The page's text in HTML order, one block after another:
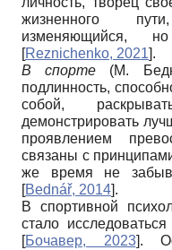
жизненного
изменяющийся,
[Reznichenko, 2021].
В спорте (М.
подлинность,
собой,
демонстрировать
проявлением
связаны с
же время не
[Bednář, 2014].
В спортивной
стало
[Бочавер, 2023].